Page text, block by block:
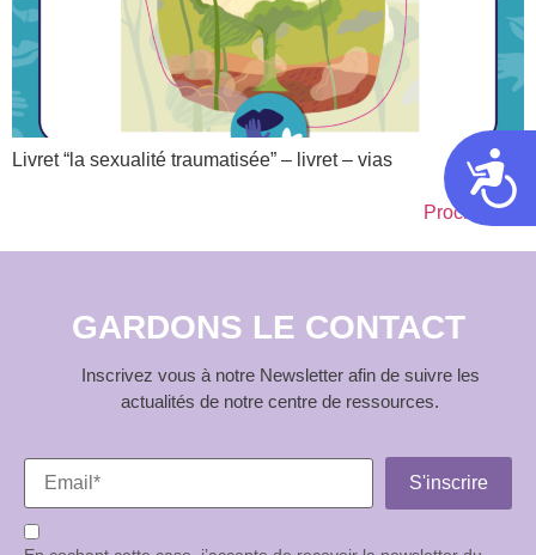
Livret “la sexualité traumatisée” – livret – vias
Prochain→
GARDONS LE CONTACT
Inscrivez vous à notre Newsletter afin de suivre les
actualités de notre centre de ressources.